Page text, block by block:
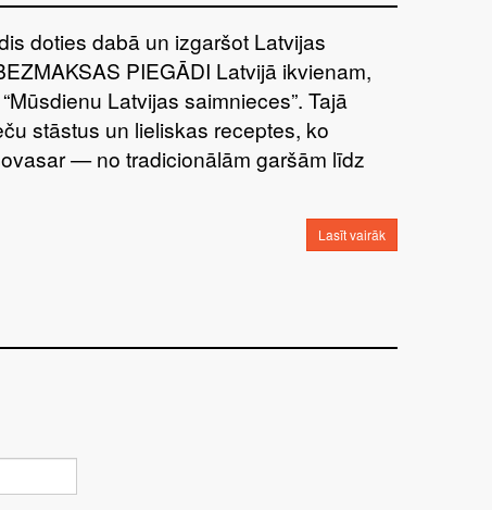
doties dabā un izgaršot Latvijas
PIEGĀDI Latvijā ikvienam,
Latvijas saimnieces”. Tajā
stāstus un lieliskas receptes, ko
— no tradicionālām garšām līdz
Lasīt vairāk